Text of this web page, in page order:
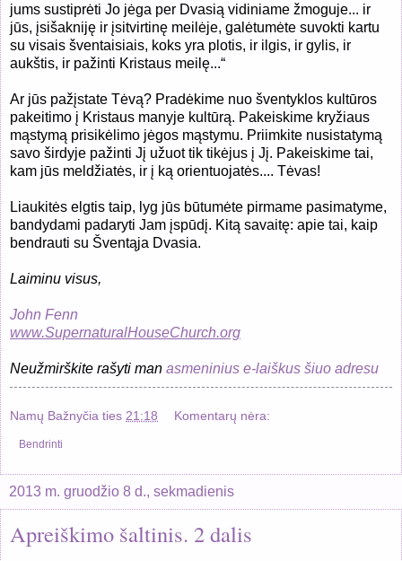
jums sustiprėti Jo jėga per Dvasią vidiniame žmoguje... ir
jūs, įsišakniję ir įsitvirtinę meilėje, galėtumėte suvokti kartu
su visais šventaisiais, koks yra plotis, ir ilgis, ir gylis, ir
aukštis, ir pažinti Kristaus meilę...“
Ar jūs pažįstate Tėvą? Pradėkime nuo šventyklos kultūros
pakeitimo į Kristaus manyje kultūrą. Pakeiskime kryžiaus
mąstymą prisikėlimo jėgos mąstymu. Priimkite nusistatymą
savo širdyje pažinti Jį užuot tik tikėjus į Jį. Pakeiskime tai,
kam jūs meldžiatės, ir į ką orientuojatės.... Tėvas!
Liaukitės elgtis taip, lyg jūs būtumėte pirmame pasimatyme,
bandydami padaryti Jam įspūdį. Kitą savaitę: apie tai, kaip
bendrauti su Šventąja Dvasia.
Laiminu visus,
John Fenn
www.SupernaturalHouseChurch.org
Neužmirškite rašyti man asmeninius e-laiškus šiuo adresu
Namų Bažnyčia ties 21:18 Komentarų nėra:
Bendrinti
2013 m. gruodžio 8 d., sekmadienis
Apreiškimo šaltinis. 2 dalis